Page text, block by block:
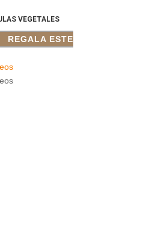
VEGETALES
REGALA ESTE